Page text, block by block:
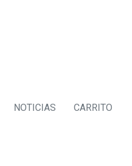
NOTICIAS CARRITO